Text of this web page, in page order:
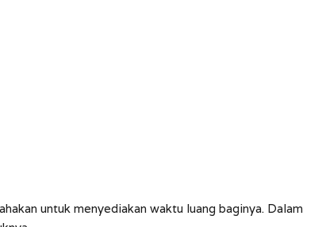
untuk menyediakan waktu luang baginya. Dalam